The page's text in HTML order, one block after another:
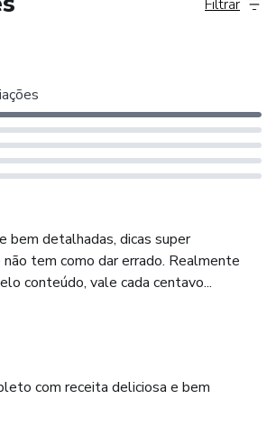
e planilha para calcular valores
e diretos ao ponto, sem
Filtrar
bem detalhadas, dicas super
tem como dar errado. Realmente
conteúdo, vale cada centavo...
com receita deliciosa e bem